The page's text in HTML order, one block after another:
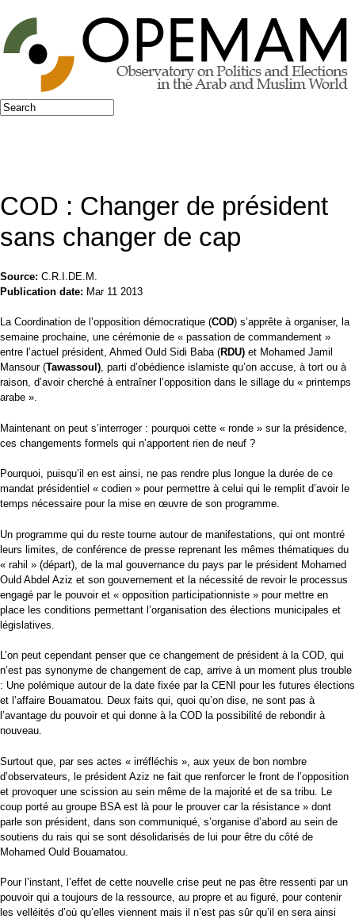
Jump to navigation
Search form
Search
COD : Changer de président
sans changer de cap
Source: C.R.I.DE.M.
Publication date: Mar 11 2013
La Coordination de l’opposition démocratique (COD) s’apprête à organiser, la
semaine prochaine, une cérémonie de « passation de commandement »
entre l’actuel président, Ahmed Ould Sidi Baba (RDU) et Mohamed Jamil
Mansour (Tawassoul), parti d’obédience islamiste qu’on accuse, à tort ou à
raison, d’avoir cherché à entraîner l’opposition dans le sillage du « printemps
arabe ».
Maintenant on peut s’interroger : pourquoi cette « ronde » sur la présidence,
ces changements formels qui n’apportent rien de neuf ?
Pourquoi, puisqu’il en est ainsi, ne pas rendre plus longue la durée de ce
mandat présidentiel « codien » pour permettre à celui qui le remplit d’avoir le
temps nécessaire pour la mise en œuvre de son programme.
Un programme qui du reste tourne autour de manifestations, qui ont montré
leurs limites, de conférence de presse reprenant les mêmes thématiques du
« rahil » (départ), de la mal gouvernance du pays par le président Mohamed
Ould Abdel Aziz et son gouvernement et la nécessité de revoir le processus
engagé par le pouvoir et « opposition participationniste » pour mettre en
place les conditions permettant l’organisation des élections municipales et
législatives.
L’on peut cependant penser que ce changement de président à la COD, qui
n’est pas synonyme de changement de cap, arrive à un moment plus trouble
: Une polémique autour de la date fixée par la CENI pour les futures élections
et l’affaire Bouamatou. Deux faits qui, quoi qu’on dise, ne sont pas à
l’avantage du pouvoir et qui donne à la COD la possibilité de rebondir à
nouveau.
Surtout que, par ses actes « irréfléchis », aux yeux de bon nombre
d’observateurs, le président Aziz ne fait que renforcer le front de l’opposition
et provoquer une scission au sein même de la majorité et de sa tribu. Le
coup porté au groupe BSA est là pour le prouver car la résistance » dont
parle son président, dans son communiqué, s’organise d’abord au sein de
soutiens du rais qui se sont désolidarisés de lui pour être du côté de
Mohamed Ould Bouamatou.
Pour l’instant, l’effet de cette nouvelle crise peut ne pas être ressenti par un
pouvoir qui a toujours de la ressource, au propre et au figuré, pour contenir
les velléités d’où qu’elles viennent mais il n’est pas sûr qu’il en sera ainsi